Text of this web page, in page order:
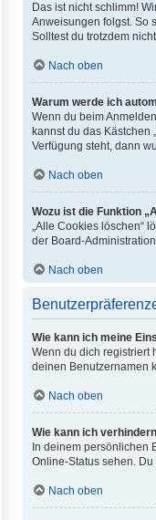
Das ist nicht schlimm!
Anweisungen folgst. So
Solltest du trotzdem
Nach oben
Warum werde ich
Wenn du beim
kannst du das
Verfügung steht, dann
Nach oben
Wozu ist die Funktion
„Alle Cookies löschen“
der Board-
Nach oben
Wie kann ich meine
Wenn du dich registriert
deinen Benutzernamen
Nach oben
Wie kann ich
In deinem persönlichen
Online-Status sehen.
Nach oben